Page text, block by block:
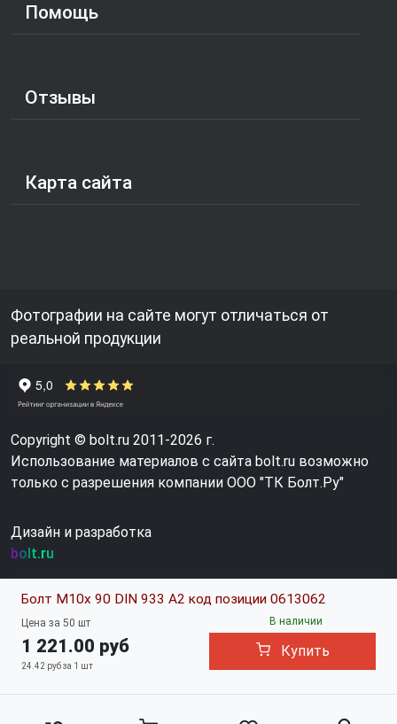
Болт М10х 90 DIN 933 A2 код позиции 0613062
Цена за 50 шт
1 221.00 руб
24.42 руб за 1 шт
В наличии
Купить
Помощь
Отзывы
Карта сайта
Фотографии на сайте могут отличаться от
реальной продукции
Copyright © bolt.ru 2011-2026 г.
Использование материалов с сайта bolt.ru возможно
только с разрешения компании ООО "ТК Болт.Ру"
Дизайн и разработка
bolt.ru